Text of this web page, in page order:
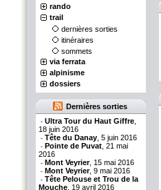
rando
trail
dernières sorties
itinéraires
sommets
via ferrata
alpinisme
dossiers
Dernières sorties
- Ultra Tour du Haut Giffre
18 juin 2016
- Tête du Danay , 5 juin 2016
- Pointe de Puvat , 21 mai
2016
- Mont Veyrier, 15 mai 2016
- Mont Veyrier, 9 mai 2016
- Tête Pelouse et Trou de la
Mouche , 19 avril 2016